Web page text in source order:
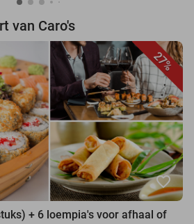
van Caro's
27%
favorite_border
+ 6 loempia's voor afhaal of